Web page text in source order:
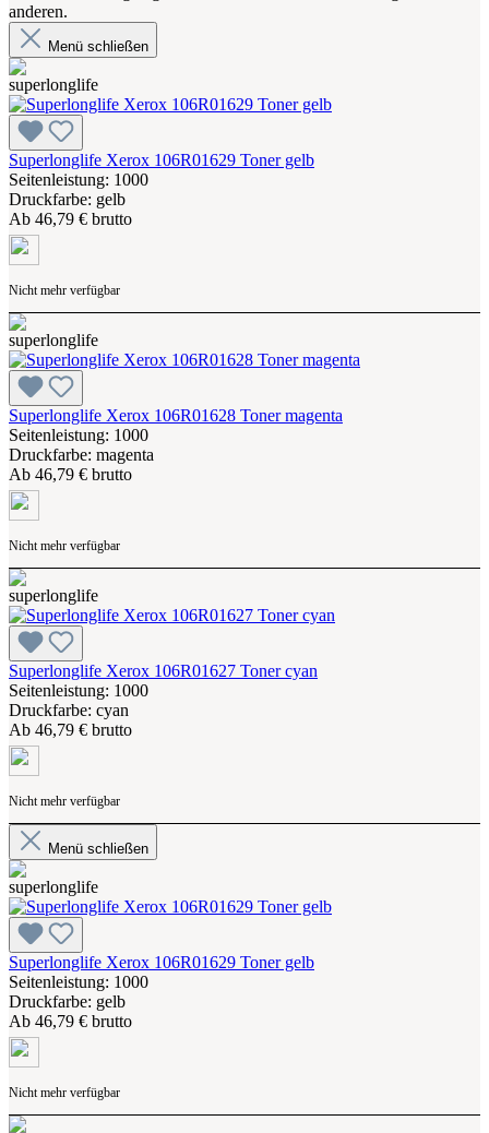
anderen.
Menü schließen
Superlonglife Xerox 106R01629 Toner gelb
Seitenleistung: 1000
Druckfarbe: gelb
Ab 46,79 € brutto
Nicht mehr verfügbar
Superlonglife Xerox 106R01628 Toner magenta
Seitenleistung: 1000
Druckfarbe: magenta
Ab 46,79 € brutto
Nicht mehr verfügbar
Superlonglife Xerox 106R01627 Toner cyan
Seitenleistung: 1000
Druckfarbe: cyan
Ab 46,79 € brutto
Nicht mehr verfügbar
Menü schließen
Superlonglife Xerox 106R01629 Toner gelb
Seitenleistung: 1000
Druckfarbe: gelb
Ab 46,79 € brutto
Nicht mehr verfügbar